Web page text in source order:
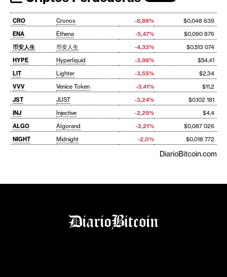
CRO Cronos -8,88%
$0,048 639
ENA
Ethena -5,47%
$0,090 876
币安人生
币安人生 -4,33%
$0,513 074
HYPE
Hyperliquid -3,98%
$54,41
LIT
Lighter -3,55%
$2,34
VVV
Venice Token -3,41%
$11,2
JST
JUST -3,24%
$0,102 181
INJ
Injective -2,29%
$4,4
ALGO
Algorand -2,21%
$0,087 026
NIGHT
Midnight -2,0% $0,018 772
DiarioBitcoin.com